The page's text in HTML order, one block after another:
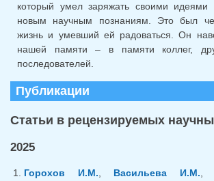
который умел заряжать своими
новым научным познаниям. Это был
жизнь и умевший ей радоваться. Он
нашей памяти – в памяти коллег,
последователей.
Публикации
Статьи в рецензируемых
2025
Горохов И.М. Васильева И.М.